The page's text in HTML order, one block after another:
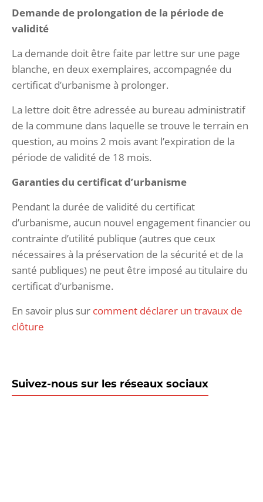
Demande de prolongation de la période de
validité
La demande doit être faite par lettre sur une page
blanche, en deux exemplaires, accompagnée du
certificat d’urbanisme à prolonger.
La lettre doit être adressée au bureau administratif
de la commune dans laquelle se trouve le terrain en
question, au moins 2 mois avant l’expiration de la
période de validité de 18 mois.
Garanties du certificat d’urbanisme
Pendant la durée de validité du certificat
d’urbanisme, aucun nouvel engagement financier ou
contrainte d’utilité publique (autres que ceux
nécessaires à la préservation de la sécurité et de la
santé publiques) ne peut être imposé au titulaire du
certificat d’urbanisme.
En savoir plus sur comment déclarer un travaux de
clôture
Suivez-nous sur les réseaux sociaux